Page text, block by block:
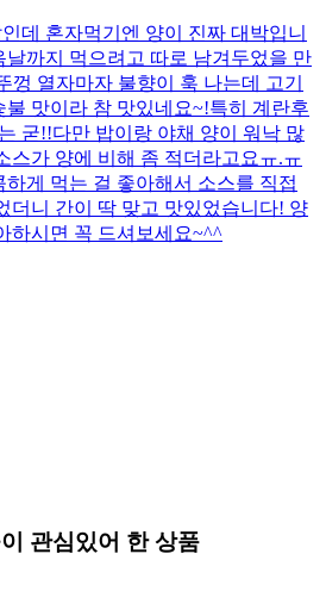
데 혼자먹기엔 양이 진짜 대박입니
날까지 먹으려고 따로 남겨두었을 만
껑 열자마자 불향이 훅 나는데 고기
맛이라 참 맛있네요~!특히 계란후
굳!! ​다만 밥이랑 야채 양이 워낙 많
스가 양에 비해 좀 적더라고요ㅠ.ㅠ
게 먹는 걸 좋아해서 소스를 직접
더니 간이 딱 맞고 맛있었습니다! 양
하시면 꼭 드셔보세요~^^
관심있어 한 상품